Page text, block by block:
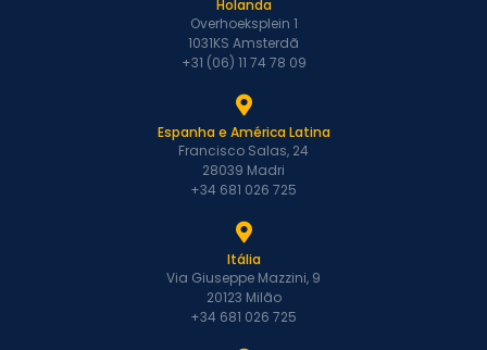
Holanda
Overhoeksplein 1
1031KS Amsterdã
+31 (06) 11 74 78 09
Espanha e América Latina
Francisco Salas, 24
28039 Madri
+34 681 026 725
Itália
Via Giuseppe Mazzini, 9
20123 Milão
+34 681 026 725